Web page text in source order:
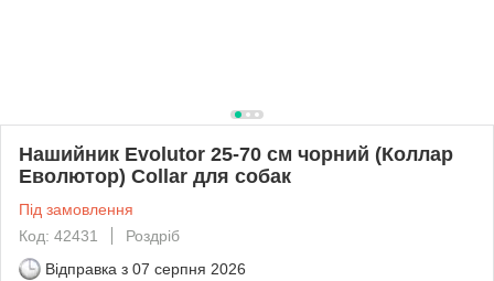
Нашийник Evolutor 25-70 см чорний (Коллар
Еволютор) Collar для собак
Під замовлення
Код: 42431
Роздріб
Відправка з 07 серпня 2026